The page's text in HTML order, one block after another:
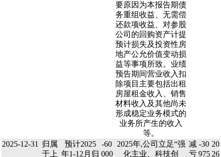
要原因为本报告期债
务重组收益、无需偿
还款项收益、对参股
公司的回购资产计提
预计损失及投资性房
地产公允价值变动损
益等事项所致。业绩
预告期间营业收入扣
除项目主要包括出租
房屋租金收入、销售
材料收入及其他尚未
形成稳定业务模式的
业务所产生的收入
等。
2025-12-31
归属
于上
预计2025
年1-12月归
-60
000
2025年,公司立足“强
化主业、科技创
减
亏
-30
975
20
26